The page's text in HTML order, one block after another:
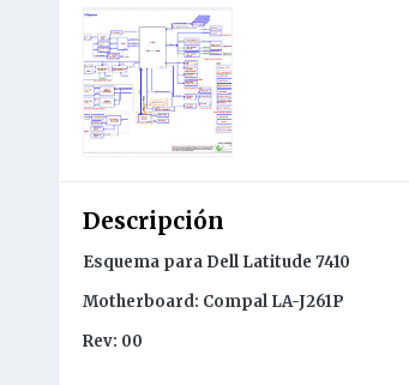
Descripción
Esquema para Dell Latitude 7410
Motherboard: Compal LA-J261P
Rev: 00